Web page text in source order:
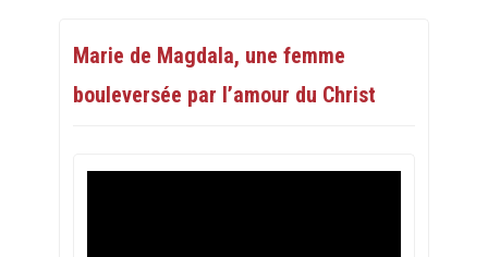
Marie de Magdala, une femme
bouleversée par l’amour du Christ